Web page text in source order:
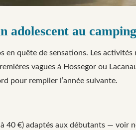
adolescent au
en quête de sensations. Les
vagues à Hossegor ou
pour rempiler l’année suivante.
40 €) adaptés aux débutants — voir